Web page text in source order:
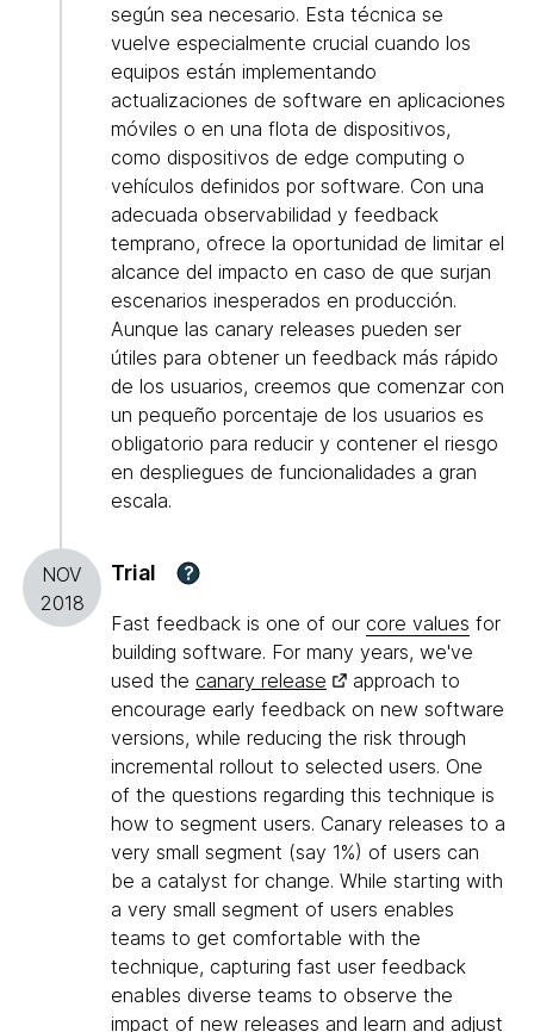
según sea necesario. Esta técnica se
vuelve especialmente crucial cuando los
equipos están implementando
actualizaciones de software en aplicaciones
móviles o en una flota de dispositivos,
como dispositivos de edge computing o
vehículos definidos por software. Con una
adecuada observabilidad y feedback
temprano, ofrece la oportunidad de limitar el
alcance del impacto en caso de que surjan
escenarios inesperados en producción.
Aunque las canary releases pueden ser
útiles para obtener un feedback más rápido
de los usuarios, creemos que comenzar con
un pequeño porcentaje de los usuarios es
obligatorio para reducir y contener el riesgo
en despliegues de funcionalidades a gran
escala.
NOV
2018
Trial ?
Fast feedback is one of our core values for
building software. For many years, we've
used the canary release
approach to
encourage early feedback on new software
versions, while reducing the risk through
incremental rollout to selected users. One
of the questions regarding this technique is
how to segment users. Canary releases to a
very small segment (say 1%) of users can
be a catalyst for change. While starting with
a very small segment of users enables
teams to get comfortable with the
technique, capturing fast user feedback
enables diverse teams to observe the
impact of new releases and learn and adjust